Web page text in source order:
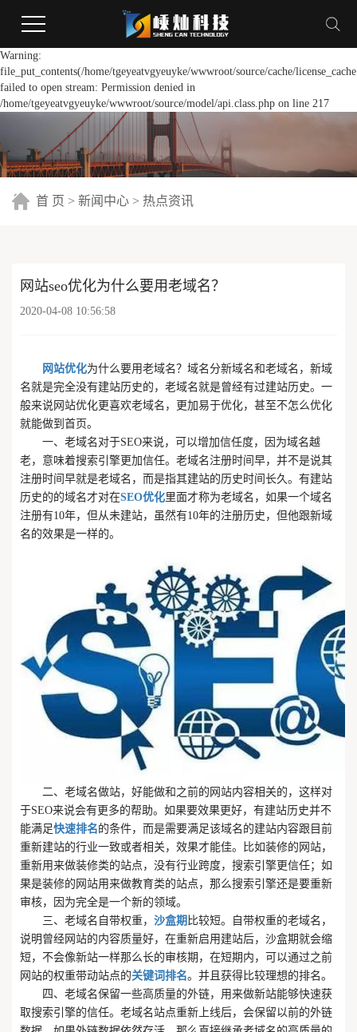
Warning:
file_put_contents(/home/tgeyeatvgyeuyke/wwwroot/source/cache/
failed to open stream: Permission denied in
/home/tgeyeatvgyeuyke/wwwroot/source/model/api.class.php on line 217
首 页 > 新闻中心 > 热点资讯
网站seo优化为什么要用老域名？
2020-04-08 10:56:58
网站优化为什么要用老域名？域名分新域名和老域名，新域
名就是完全没有建站历史的，老域名就是曾经有过建站历史。一
般来说网站优化更喜欢老域名，更加易于优化，甚至不怎么优化
就能做到首页。
一、老域名对于SEO来说，可以增加信任度，因为域名越
老，意味着搜索引擎更加信任。老域名注册时间早，并不是说其
注册时间早就是老域名，而是指其建站的历史时间长久。有建站
历史的的域名才对在SEO优化里面才称为老域名，如果一个域名
注册有10年，但从未建站，虽然有10年的注册历史，但他跟新域
名的效果是一样的。
二、老域名做站，好能做和之前的网站内容相关的，这样对
于SEO来说会有更多的帮助。如果要效果更好，有建站历史并不
能满足快速排名的条件，而是需要满足该域名的建站内容跟目前
重新建站的行业一致或者相关，效果才能佳。比如装修的网站，
重新用来做装修类的站点，没有行业跨度，搜索引擎更信任；如
果是装修的网站用来做教育类的站点，那么搜索引擎还是要重新
审核，因为完全是一个新的领域。
三、老域名自带权重， 沙盒期 比较短。自带权重的老域名，
说明曾经网站的内容质量好，在重新启用建站后，沙盒期就会缩
短，不会像新站一样那么长的审核期，在短期内，可以通过之前
网站的权重带动站点的关键词排名。并且获得比较理想的排名。
四、老域名保留一些高质量的外链，用来做新站能够快速获
取搜索引擎的信任。老域名站点重新上线后，会保留以前的外链